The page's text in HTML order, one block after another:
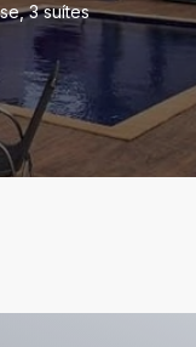
3 suítes